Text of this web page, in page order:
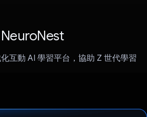
NeuroNest
互動 AI 學習平台，協助 Z 世代學習